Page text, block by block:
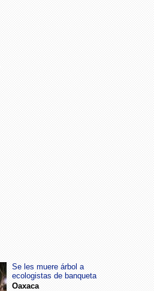
Se les muere árbol a
ecologistas de banqueta
Oaxaca